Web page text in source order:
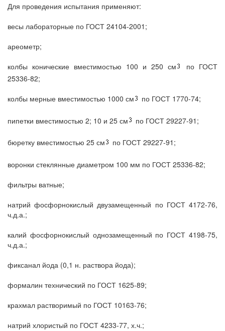
Для проведения испытания применяют:
весы лабораторные по ГОСТ 24104-2001;
ареометр;
колбы конические вместимостью 100 и 250 см
по ГОСТ
25336-82;
колбы мерные вместимостью 1000 см
по ГОСТ 1770-74;
пипетки вместимостью 2; 10 и 25 см по ГОСТ 29227-91;
бюретку вместимостью 25 см по ГОСТ 29227-91;
воронки стеклянные диаметром 100 мм по ГОСТ 25336-82;
фильтры ватные;
натрий фосфорнокислый двузамещенный по ГОСТ 4172-76,
ч.д.а.;
калий фосфорнокислый однозамещенный по ГОСТ 4198-75,
ч.д.а.;
фиксанал йода (0,1 н. раствора йода);
формалин технический по ГОСТ 1625-89;
крахмал растворимый по ГОСТ 10163-76;
натрий хлористый по ГОСТ 4233-77, х.ч.;